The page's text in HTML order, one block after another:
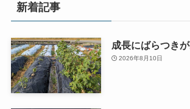
新着記事
成長にばらつき
2026年8月10日